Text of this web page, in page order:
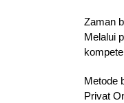
Zaman
Melalui
Metode
Privat